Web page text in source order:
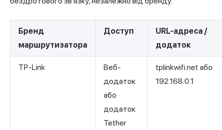
Бренд
маршрутизатора
Доступ
URL-адреса /
додаток
TP-Link
Веб-
додаток
або
додаток
Tether
tplinkwifi.net або
192.168.0.1